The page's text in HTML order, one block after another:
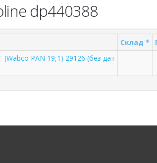
dp440388
Склад *
PAN 19,1) 29126 (без дат